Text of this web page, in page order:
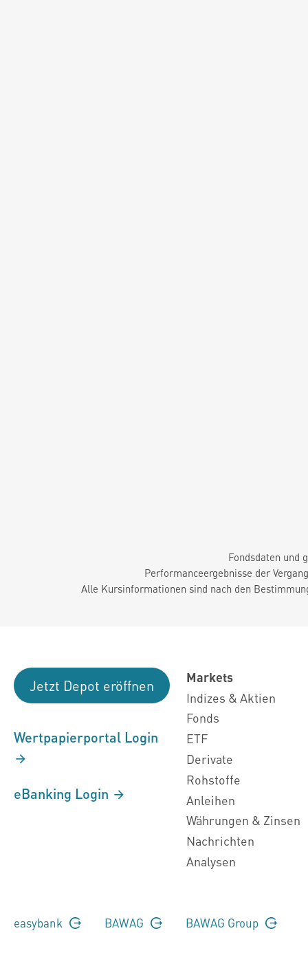
Fondsdaten und
Performanceergebnisse der
Alle Kursinformationen sind nach den
Jetzt Depot eröffnen
Wertpapierportal Login
eBanking Login
Markets
Indizes & Aktien
Fonds
ETF
Derivate
Rohstoffe
Anleihen
Währungen & Zinsen
Nachrichten
Analysen
easybank BAWAG BAWAG Group